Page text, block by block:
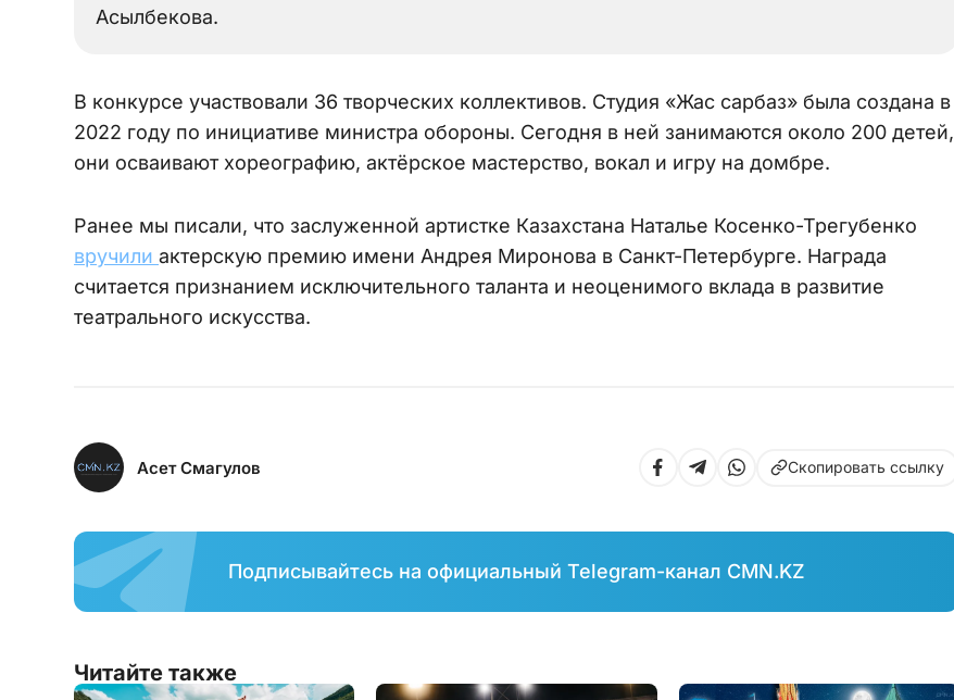
Асылбекова.
В конкурсе участвовали 36 творческих коллективов. Студия «Жас сарбаз» была создана в
2022 году по инициативе министра обороны. Сегодня в ней занимаются около 200 детей,
они осваивают хореографию, актёрское мастерство, вокал и игру на домбре.
Ранее мы писали, что заслуженной артистке Казахстана Наталье Косенко-Трегубенко
вручили актерскую премию имени Андрея Миронова в Санкт-Петербурге. Награда
считается признанием исключительного таланта и неоценимого вклада в развитие
театрального искусства.
Асет Смагулов Скопировать ссылку
Подписывайтесь на официальный Telegram-канал CMN.KZ
Читайте также